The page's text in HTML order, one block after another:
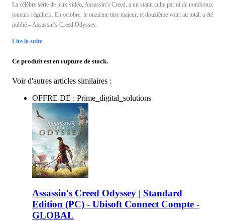
La célèbre série de jeux vidéo, Assassin’s Creed, a un statut culte parmi de nombreux
joueurs réguliers. En octobre, le onzième titre majeur, et douzième volet au total, a été
publié – Assassin’s Creed Odyssey.
Lire la suite
Ce produit est en rupture de stock.
Voir d'autres articles similaires :
OFFRE DE : Prime_digital_solutions
Assassin's Creed Odyssey | Standard
Edition (PC) - Ubisoft Connect Compte -
GLOBAL